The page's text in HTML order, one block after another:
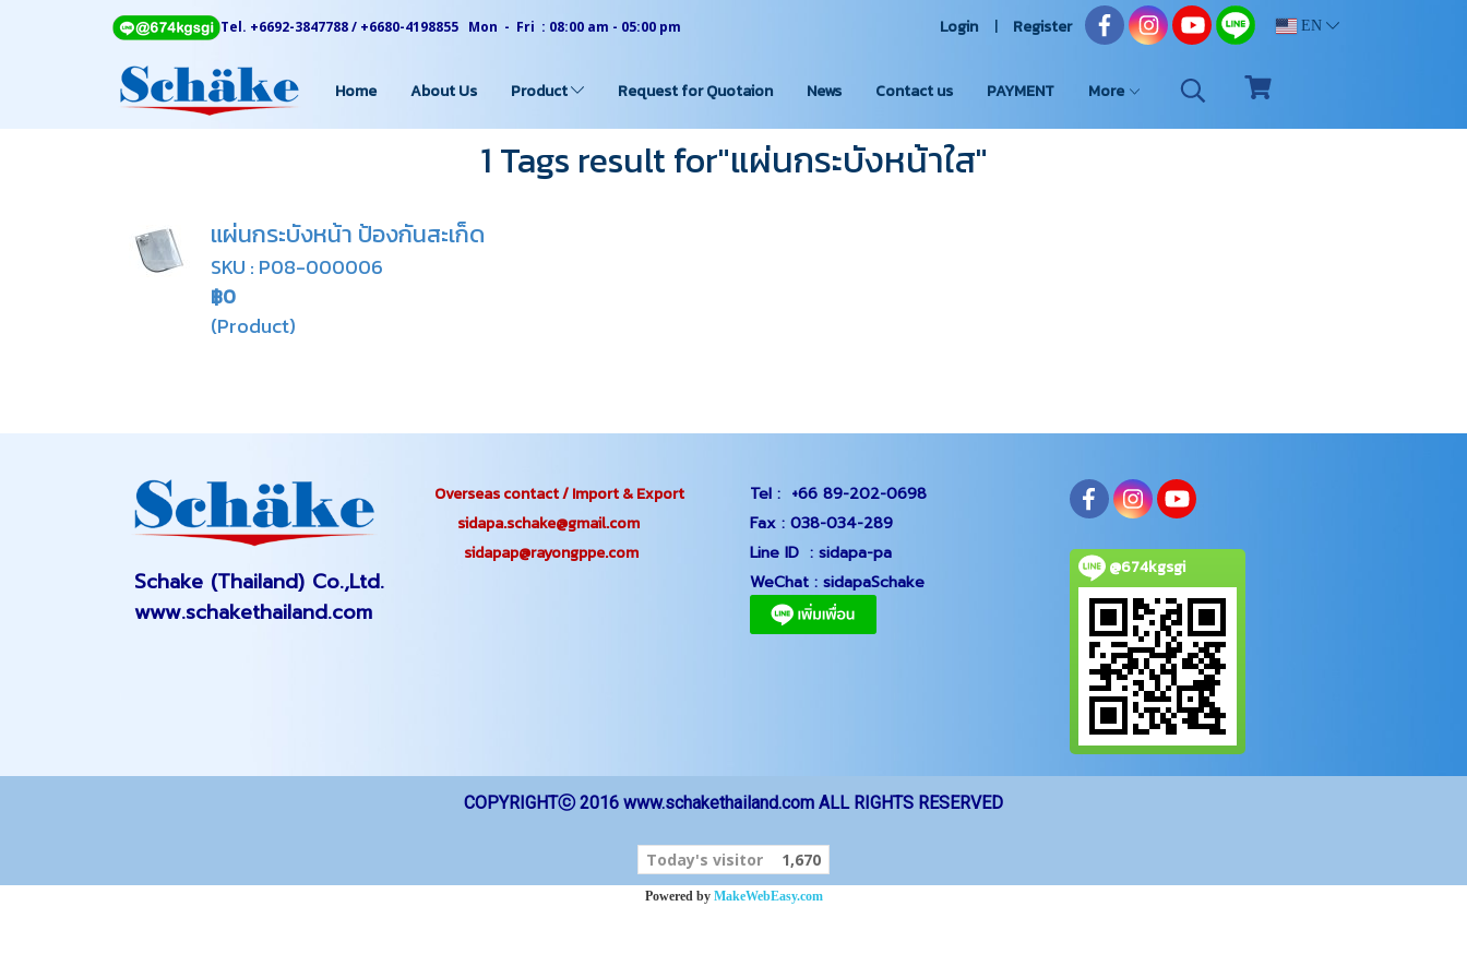
Tel. +6692-3847788 / +6680-4198855 Mon - Fri : 08:00 am - 05:00 pm Login Register EN
Home About Us Product Request for Quotaion News Contact us PAYMENT More
1 Tags result for"แผ่นกระบังหน้าใส"
แผ่นกระบังหน้า ป้องกันสะเก็ด
SKU : P08-000006
฿0
(Product)
Schake (Thailand) Co.,Ltd.
www.schakethailand.com
Overseas contact / Import & Export
sidapa.schake@gmail.com
sidapap@rayongppe.com
Tel : +66 89-202-0698
Fax : 038-034-289
Line ID : sidapa-pa
WeChat : sidapaSchake
@674kgsgi
COPYRIGHTⓒ 2016 www.schakethailand.com ALL RIGHTS RESERVED
Today's visitor 1,670
Powered by MakeWebEasy.com